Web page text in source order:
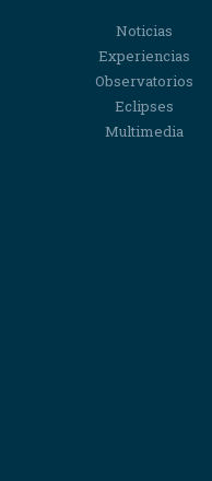
Noticias
Experiencias
Observatorios
Eclipses
Multimedia